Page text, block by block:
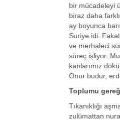
bir mücadeleyi
biraz daha
ay boyunca
Suriye idi.
ve merhaleci
süreç işliyor.
kanlarımız
Onur budur,
Toplumu
Tıkanıklığı
zulümattan